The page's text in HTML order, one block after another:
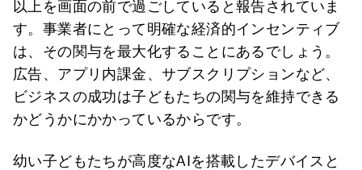
以上を画面の前で過ごしていると報告されていま
す。事業者にとって明確な経済的インセンティブ
は、その関与を最大化することにあるでしょう。
広告、アプリ内課金、サブスクリプションなど、
ビジネスの成功は子どもたちの関与を維持できる
かどうかにかかっているからです。
幼い子どもたちが高度なAIを搭載したデバイスと